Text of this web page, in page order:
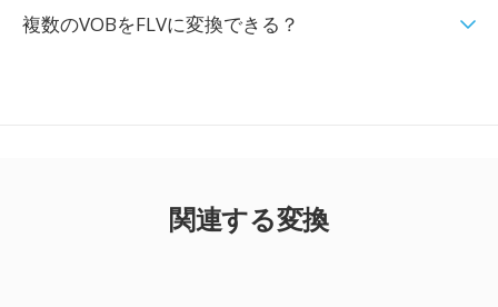
複数のVOBをFLVに変換できる？
関連する変換